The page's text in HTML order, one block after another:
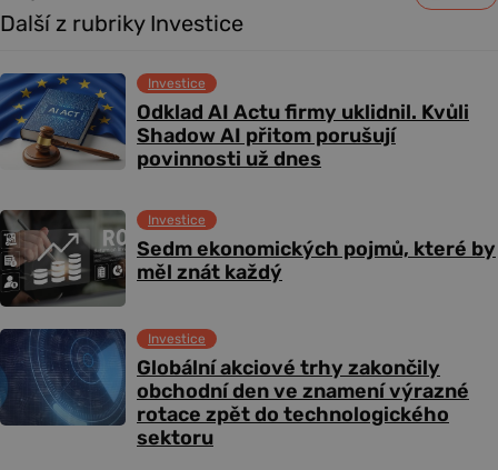
Další z rubriky Investice
Odklad AI Actu firmy uklidnil. Kvůli
Shadow AI přitom porušují
povinnosti už dnes
Investice
Sedm ekonomických pojmů, které by
měl znát každý
Investice
Globální akciové trhy zakončily
obchodní den ve znamení výrazné
rotace zpět do technologického
sektoru
Investice